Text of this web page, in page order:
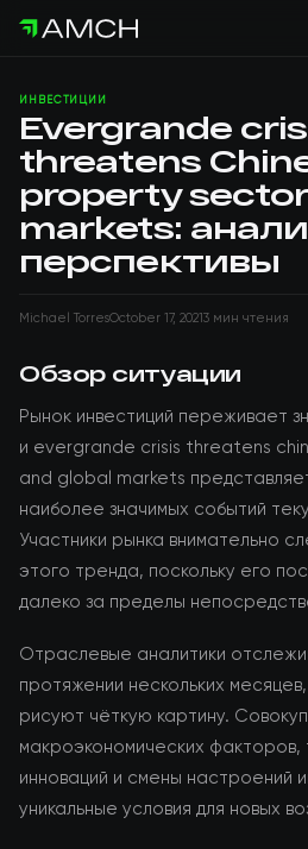
ИНВЕСТИЦИИ
Evergrande
threatens
property
markets:
перспективы
Michael TorresOctober 17, 20213 мин чтения
Обзор ситуации
Рынок инвестиций переживает
и evergrande crisis threatens
and global markets
наиболее значимых событий
Участники рынка внимательно
этого тренда, поскольку его
далеко за пределы
Отраслевые аналитики
протяжении нескольких
рисуют чёткую картину.
макроэкономических факторов,
инноваций и смены настроений
уникальные условия для новых